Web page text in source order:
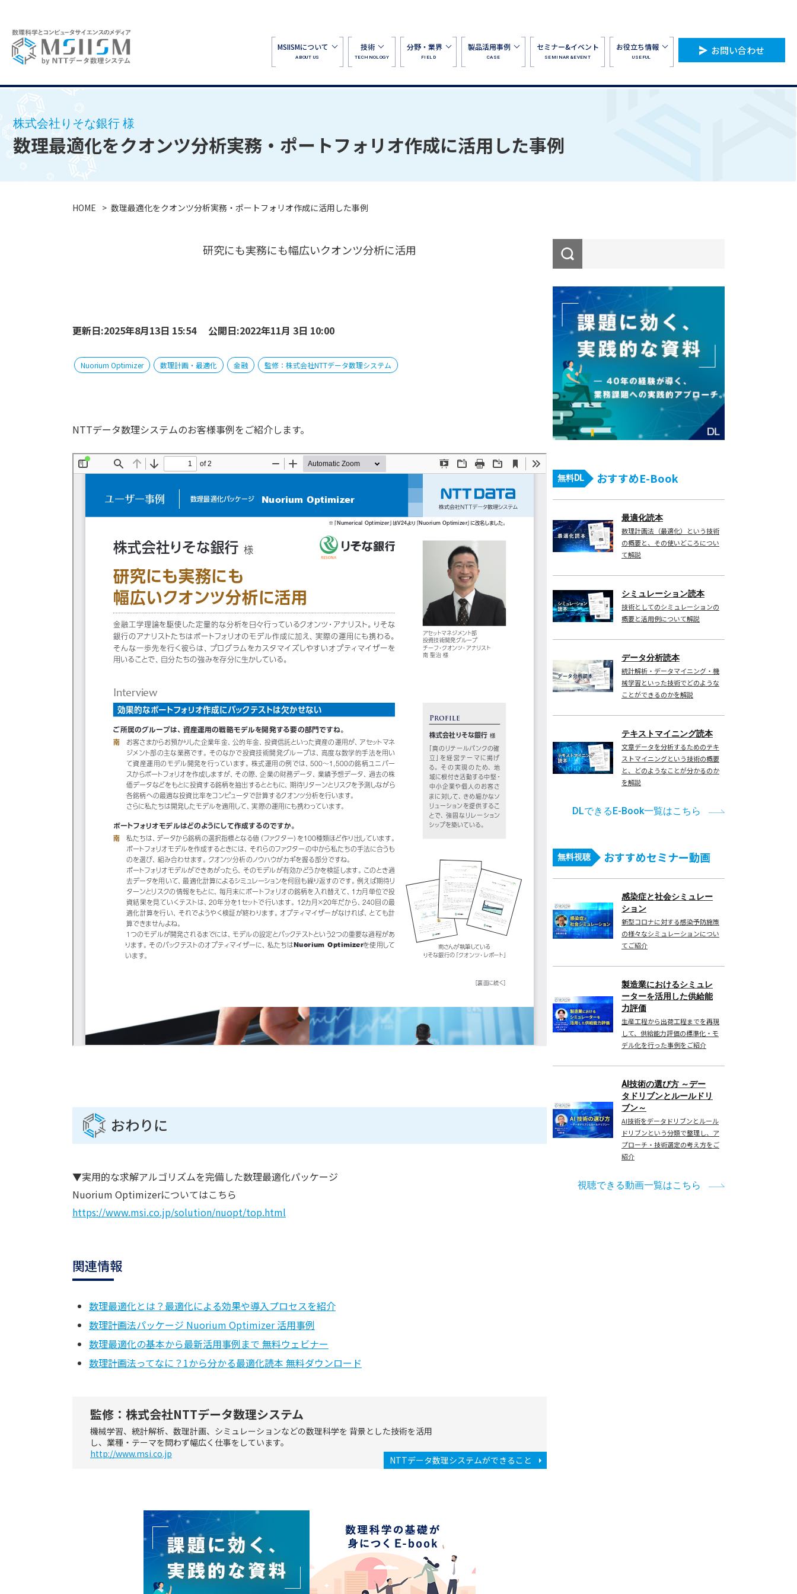
MSIISMについて
ABOUT US
技術
TECHNOLOGY
分野・業界
FIELD
製品活用事例
CASE
セミナー&イベント
SEMINAR&EVENT
お役立ち情報
USEFUL
お問い合わせ
株式会社りそな銀行 様
数理最適化をクオンツ分析実務・ポートフォリオ作成に活用した事例
HOME 数理最適化をクオンツ分析実務・ポートフォリオ作成に活用した事例
研究にも実務にも幅広いクオンツ分析に活用
更新日:2025年8月13日 15:54 公開日:2022年11月 3日 10:00
Nuorium Optimizer 数理計画・最適化 金融 監修：株式会社NTTデータ数理システム
NTTデータ数理システムのお客様事例をご紹介します。
おわりに
▼実用的な求解アルゴリズムを完備した数理最適化パッケージ
Nuorium Optimizerについてはこちら
https://www.msi.co.jp/solution/nuopt/top.html
関連情報
数理最適化とは？最適化による効果や導入プロセスを紹介
数理計画法パッケージ Nuorium Optimizer 活用事例
数理最適化の基本から最新活用事例まで 無料ウェビナー
数理計画法ってなに？1から分かる最適化読本 無料ダウンロード
監修：株式会社NTTデータ数理システム
機械学習、統計解析、数理計画、シミュレーションなどの数理科学を 背景とした技術を活用
し、業種・テーマを問わず幅広く仕事をしています。
http://www.msi.co.jp
NTTデータ数理システムができること
無料DL おすすめE-Book
最適化読本
数理計画法（最適化）という技術
の概要と、その使いどころについ
て解説
シミュレーション読本
技術としてのシミュレーションの
概要と活用例について解説
データ分析読本
統計解析・データマイニング・機
械学習といった技術でどのような
ことができるのかを解説
テキストマイニング読本
文章データを分析するためのテキ
ストマイニングという技術の概要
と、どのようなことが分かるのか
を解説
DLできるE-Book一覧はこちら
無料視聴 おすすめセミナー動画
感染症と社会シミュレー
ション
新型コロナに対する感染予防施策
の様々なシミュレーションについ
てご紹介
製造業におけるシミュレ
ーターを活用した供給能
力評価
生産工程から出荷工程までを再現
して、供給能力評価の標準化・モ
デル化を行った事例をご紹介
AI技術の選び方 ～デー
タドリブンとルールドリ
ブン～
AI技術をデータドリブンとルール
ドリブンという分類で整理し、ア
プローチ・技術選定の考え方をご
紹介
視聴できる動画一覧はこちら